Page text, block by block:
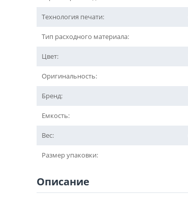
Технология печати:
Тип расходного материала:
Цвет:
Оригинальность:
Бренд:
Емкость:
Вес:
Размер упаковки:
Описание